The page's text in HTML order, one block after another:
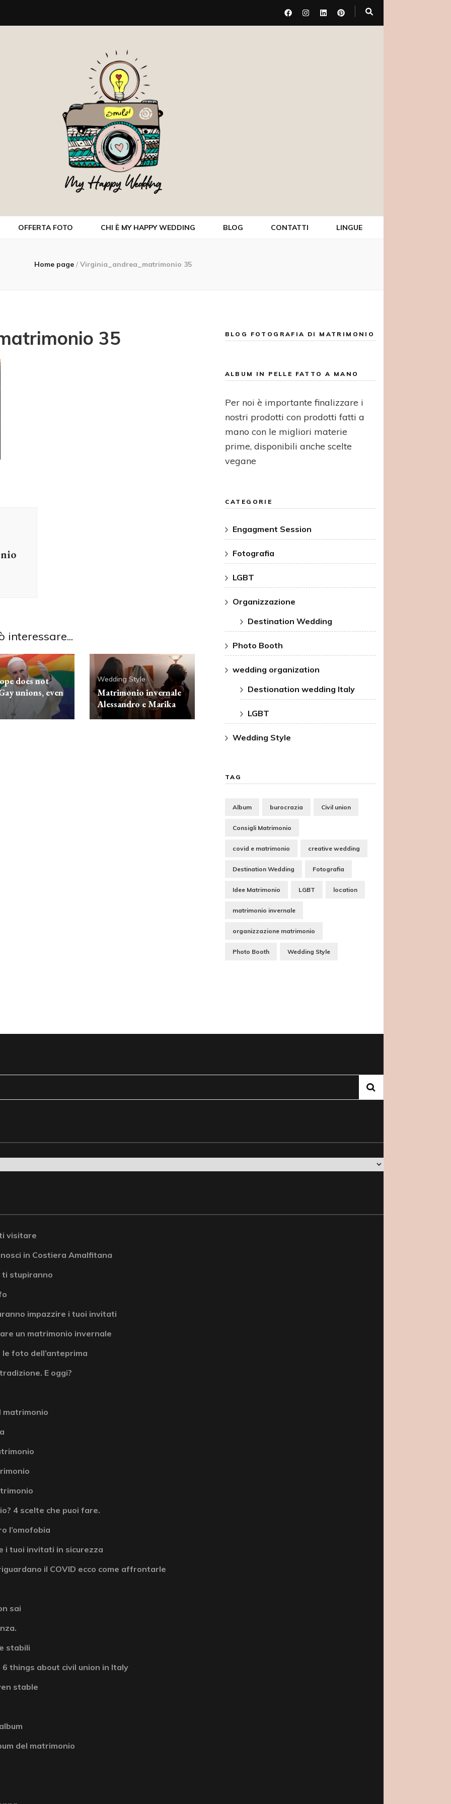
My Happy Wedding
OFFERTA FOTO CHI È MY HAPPY WEDDING BLOG CONTATTI LINGUE
Home page / Virginia_andrea_matrimonio 35
35
interessare...
does not
unions, even
Wedding Style
Matrimonio invernale
Alessandro e Marika
BLOG FOTOGRAFIA DI MATRIMONIO
ALBUM IN PELLE FATTO A MANO
Per noi è importante finalizzare i
nostri prodotti con prodotti fatti a
mano con le migliori materie
prime, disponibili anche scelte
vegane
CATEGORIE
Engagment Session
Fotografia
LGBT
Organizzazione
Destination Wedding
Photo Booth
wedding organization
Destionation wedding Italy
LGBT
Wedding Style
TAG
Album burocrazia Civil union
Consigli Matrimonio
covid e matrimonio creative wedding
Destination Wedding Fotografia
Idee Matrimonio LGBT location
matrimonio invernale
organizzazione matrimonio
Photo Booth Wedding Style
visitare
in Costiera Amalfitana
ti stupiranno
impazzire i tuoi invitati
un matrimonio invernale
foto dell’anteprima
E oggi?
matrimonio
4 scelte che puoi fare.
l’omofobia
i tuoi invitati in sicurezza
il COVID ecco come affrontarle
sai
stabili
things about civil union in Italy
stable
del matrimonio